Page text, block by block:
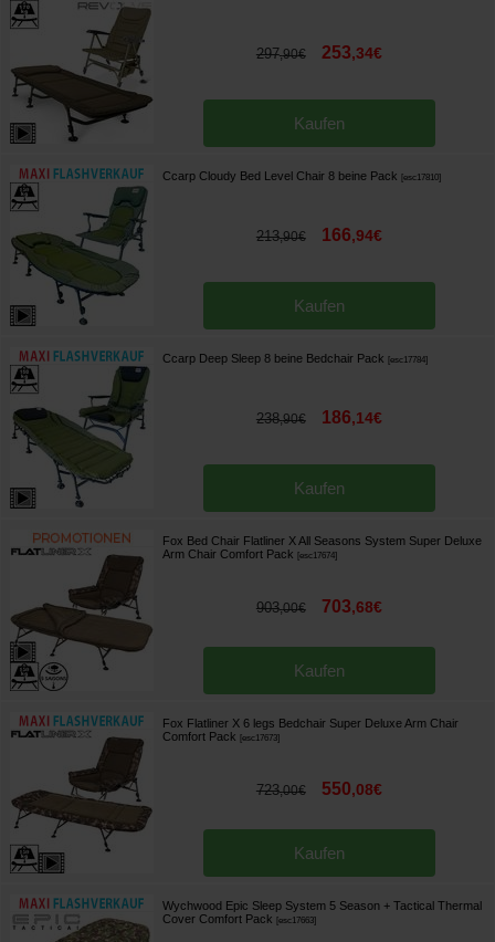
297,90€ 253,34€
Kaufen
Ccarp Cloudy Bed Level Chair 8 beine Pack [esc17810]
213,90€ 166,94€
Kaufen
Ccarp Deep Sleep 8 beine Bedchair Pack [esc17784]
238,90€ 186,14€
Kaufen
Fox Bed Chair Flatliner X All Seasons System Super Deluxe
Arm Chair Comfort Pack [esc17674]
903,00€ 703,68€
Kaufen
Fox Flatliner X 6 legs Bedchair Super Deluxe Arm Chair
Comfort Pack [esc17673]
723,00€ 550,08€
Kaufen
Wychwood Epic Sleep System 5 Season + Tactical Thermal
Cover Comfort Pack [esc17663]